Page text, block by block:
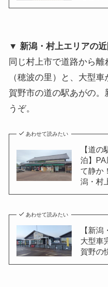
▼ 新潟・村上エリアの
同じ村上市で道路から
（穂波の里）と、大型
賀野市の道の駅あがの
うぞ。
あわせて読みたい
【道
泊】
て静か
潟・村
あわせて読みたい
【新
大型車
賀野の